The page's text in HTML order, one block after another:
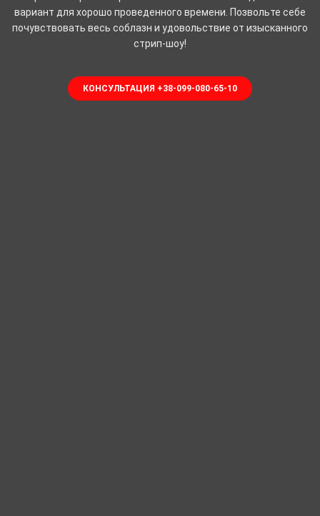
вариант для хорошо проведенного времени. Позвольте себе
почувствовать весь соблазн и удовольствие от изысканного
стрип-шоу!
КОНСУЛЬТАЦИЯ +38-099-080-65-10